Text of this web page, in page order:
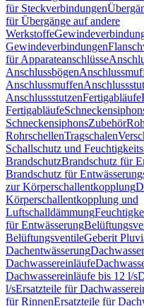
für Steckverbindungen
für Übergänge auf andere
Werkstoffe
Gewindeverbindungen
für Apparateanschlüsse
Anschlussbögen
Anschlussmuffen
AnschlussstutzenFertigabläufe
Fertigabläufe
SchneckensiphonsZubehör
RohrschellenTragschalen
Schallschutz und
BrandschutzBrandschutz für
Brandschutz für
zur Körperschallentkopplung
Körperschallentkopplung und
Luftschalldämmung
für Entwässerung
BelüftungsventileGeberit
Dachentwässerung
Dachwassereinläufe
Dachwassereinläufe bis 12 l/s
l/sErsatzteile für
für RinnenErsatzteile für